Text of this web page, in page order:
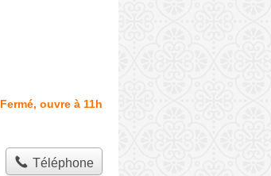
Fermé, ouvre à 11h
Téléphone